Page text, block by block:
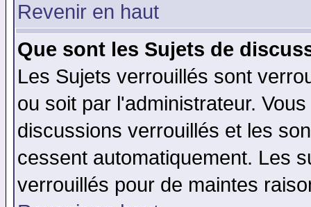
Revenir en haut
Que sont les Sujets de
Les Sujets verrouillés sont
ou soit par l'administrateur.
discussions verrouillés et les
cessent automatiquement. Les
verrouillés pour de maintes